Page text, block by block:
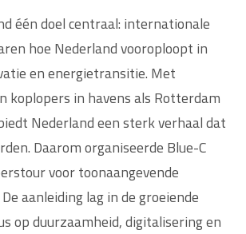
één doel centraal: internationale
hoe Nederland vooroploopt in
en energietransitie. Met
koplopers in havens als Rotterdam
Nederland een sterk verhaal dat
Daarom organiseerde Blue-C
voor toonaangevende
aanleiding lag in de groeiende
op duurzaamheid, digitalisering en